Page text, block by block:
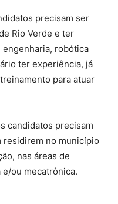
precisam ser
Rio Verde e ter
engenharia, robótica
ter experiência, já
para atuar
candidatos precisam
residirem no município
nas áreas de
ou mecatrônica.